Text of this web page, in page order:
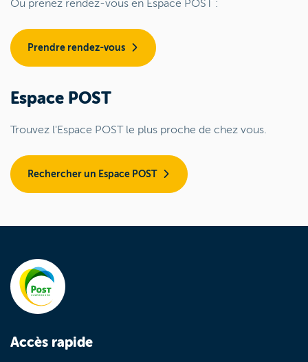
Ou prenez rendez-vous en Espace POST :
Prendre rendez-vous
Espace POST
Trouvez l'Espace POST le plus proche de chez vous.
Rechercher un Espace POST
Accès rapide